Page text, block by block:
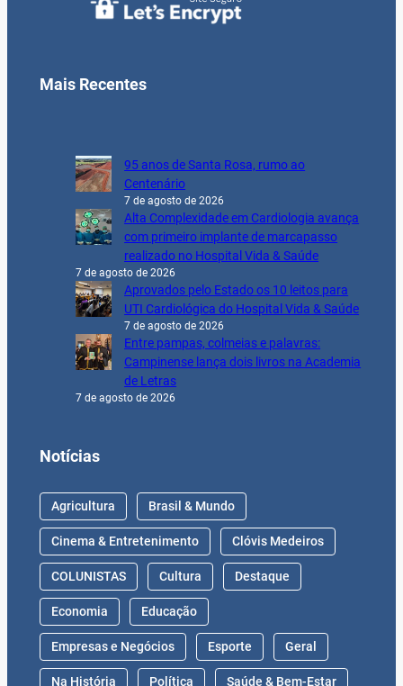
Mais Recentes
95 anos de Santa Rosa, rumo ao
Centenário
7 de agosto de 2026
Alta Complexidade em Cardiologia avança
com primeiro implante de marcapasso
realizado no Hospital Vida & Saúde
7 de agosto de 2026
Aprovados pelo Estado os 10 leitos para
UTI Cardiológica do Hospital Vida & Saúde
7 de agosto de 2026
Entre pampas, colmeias e palavras:
Campinense lança dois livros na Academia
de Letras
7 de agosto de 2026
Notícias
Agricultura Brasil & Mundo
Cinema & Entretenimento Clóvis Medeiros
COLUNISTAS Cultura Destaque
Economia Educação
Empresas e Negócios Esporte Geral
Na História Política Saúde & Bem-Estar